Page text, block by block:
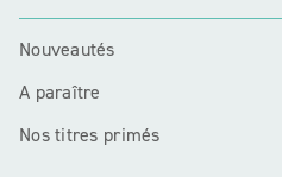
Nouveautés
A paraître
Nos titres primés